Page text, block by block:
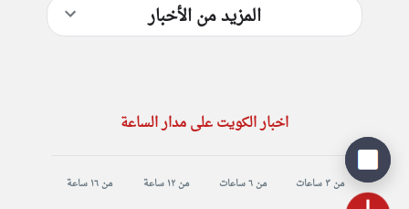
المزيد من الأخبار
اخبار الكويت على مدار الساعة
من ٣ ساعات من ٦ ساعات من ١٢ ساعة من ١٦ ساعة